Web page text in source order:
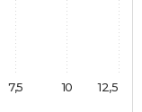
10
7,5 12,5